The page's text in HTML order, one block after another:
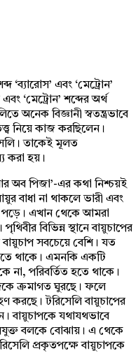
‘ব্যারোস’ এবং ‘মেট্রোন’
‘মেট্রোন’ শব্দের অর্থ
অনেক বিজ্ঞানী স্বতন্ত্রভাবে
নিয়ে কাজ করছিলেন।
তাকেই মূলত
করা হয়।
অব পিজা’-এর কথা নিশ্চয়ই
বাধা না থাকলে ভারী এবং
পড়ে। এখান থেকে আমরা
বিভিন্ন স্থানে বায়ুচাপের
সবচেয়ে বেশি। যত
থাকে। এমনকি একটি
না, পরিবর্তিত হতে থাকে।
ক্রমাগত ঘুরছে। ফলে
করছে। টরিসেলি বায়ুচাপের
বায়ুচাপকে যথাযথভাবে
বলকে বোঝায়। এ থেকে
প্রকৃতপক্ষে বায়ুচাপকে